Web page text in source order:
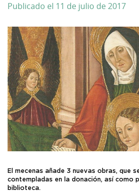
Publicado el 11 de julio de 2017
El mecenas añade 3 nuevas obras, que
contempladas en la donación, así como
biblioteca.